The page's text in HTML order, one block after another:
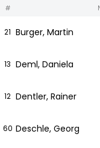
#
21 Burger, Martin
13 Deml, Daniela
12 Dentler, Rainer
60 Deschle, Georg